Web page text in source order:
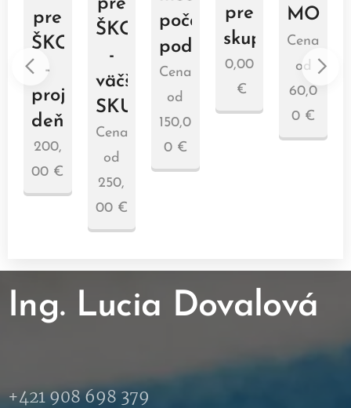
pre
ŠKOLY
-
projektový
deň
200,
00 €
pre
ŠKOLY
-
väčšia
SKUPINA
Cena
od
250,
00€
počas
podujatia
Cena
od
150,0
0€
pre
skupinu
0,00
€
Cena
od
60,0
0 €
Ing. Lucia Dovalová
+421 908 698 379